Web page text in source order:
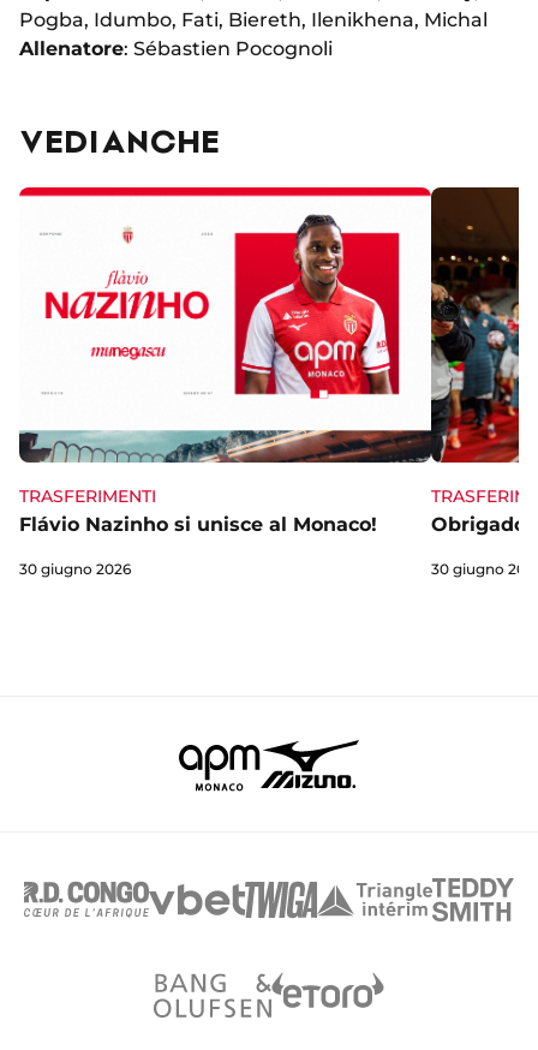
Pogba, Idumbo, Fati, Biereth, Ilenikhena, Michal
Allenatore: Sébastien Pocognoli
VEDI ANCHE
TRASFERIMENTI
Flávio Nazinho si unisce al Monaco!
30 giugno 2026
Obrigado
30 giugno